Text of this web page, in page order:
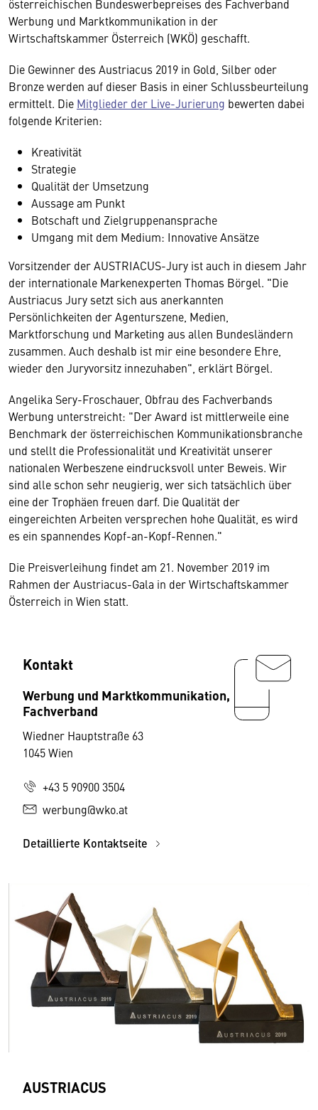
österreichischen Bundeswerbepreises des Fachverband
Werbung und Marktkommunikation in der
Wirtschaftskammer Österreich (WKÖ) geschafft.
Die Gewinner des Austriacus 2019 in Gold, Silber oder
Bronze werden auf dieser Basis in einer Schlussbeurteilung
ermittelt. Die Mitglieder der Live-Jurierung bewerten dabei
folgende Kriterien:
Kreativität
Strategie
Qualität der Umsetzung
Aussage am Punkt
Botschaft und Zielgruppenansprache
Umgang mit dem Medium: Innovative Ansätze
Vorsitzender der AUSTRIACUS-Jury ist auch in diesem Jahr
der internationale Markenexperten Thomas Börgel. "Die
Austriacus Jury setzt sich aus anerkannten
Persönlichkeiten der Agenturszene, Medien,
Marktforschung und Marketing aus allen Bundesländern
zusammen. Auch deshalb ist mir eine besondere Ehre,
wieder den Juryvorsitz innezuhaben", erklärt Börgel.
Angelika Sery-Froschauer, Obfrau des Fachverbands
Werbung unterstreicht: "Der Award ist mittlerweile eine
Benchmark der österreichischen Kommunikationsbranche
und stellt die Professionalität und Kreativität unserer
nationalen Werbeszene eindrucksvoll unter Beweis. Wir
sind alle schon sehr neugierig, wer sich tatsächlich über
eine der Trophäen freuen darf. Die Qualität der
eingereichten Arbeiten versprechen hohe Qualität, es wird
es ein spannendes Kopf-an-Kopf-Rennen."
Die Preisverleihung findet am 21. November 2019 im
Rahmen der Austriacus-Gala in der Wirtschaftskammer
Österreich in Wien statt.
Kontakt
Werbung und Marktkommunikation,
Fachverband
Wiedner Hauptstraße 63
1045 Wien
+43 5 90900 3504
werbung@wko.at
Detaillierte Kontaktseite
AUSTRIACUS